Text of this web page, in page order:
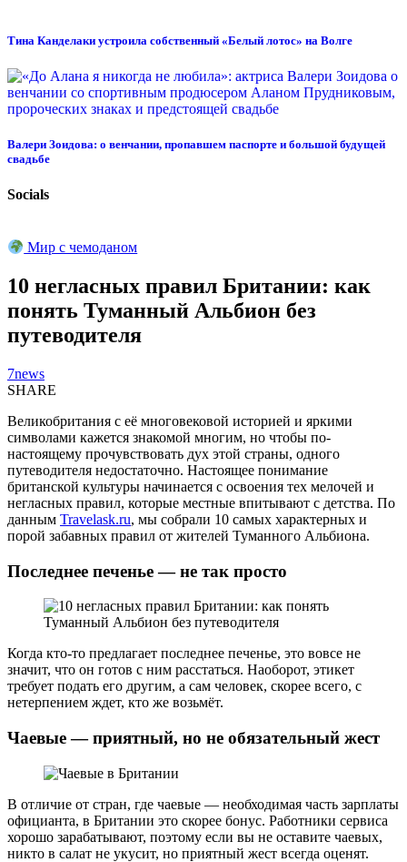
Тина Канделаки устроила собственный «Белый лотос» на Волге
Валери Зоидова: о венчании, пропавшем паспорте и большой будущей
свадьбе
Socials
Мир с чемоданом
10 негласных правил Британии: как
понять Туманный Альбион без
путеводителя
7news
SHARE
Великобритания с её многовековой историей и яркими
символами кажется знакомой многим, но чтобы по-
настоящему прочувствовать дух этой страны, одного
путеводителя недостаточно. Настоящее понимание
британской культуры начинается с освоения тех мелочей и
негласных правил, которые местные впитывают с детства. По
данным Travelask.ru, мы собрали 10 самых характерных и
порой забавных правил от жителей Туманного Альбиона.
Последнее печенье — не так просто
Когда кто-то предлагает последнее печенье, это вовсе не
значит, что он готов с ним расстаться. Наоборот, этикет
требует подать его другим, а сам человек, скорее всего, с
нетерпением ждет, кто же возьмёт.
Чаевые — приятный, но не обязательный жест
В отличие от стран, где чаевые — необходимая часть зарплаты
официанта, в Британии это скорее бонус. Работники сервиса
хорошо зарабатывают, поэтому если вы не оставите чаевых,
никто в салат не укусит, но приятный жест всегда оценят.